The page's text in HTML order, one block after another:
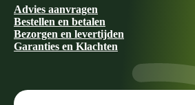
Advies aanvragen
Bestellen en betalen
Bezorgen en levertijden
Garanties en Klachten